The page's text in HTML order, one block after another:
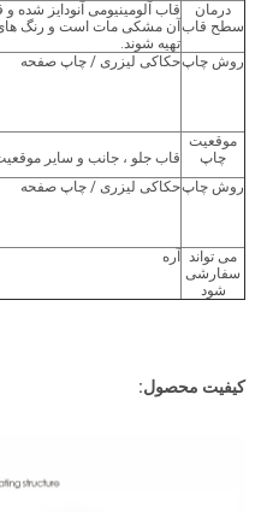
درمان
سطح قاب
قاب آلومینیومی آنودایز
آن مشکی مات است و رنگ های
تهیه شوند.
روش چاپحکاکی لیزری / چاپ صفحه
موقعیت
چاپ
قاب جلو ، جانب و سایر
روش چاپحکاکی لیزری / چاپ صفحه
می تواند
سفارشی
شود
آره
کیفیت محصول: